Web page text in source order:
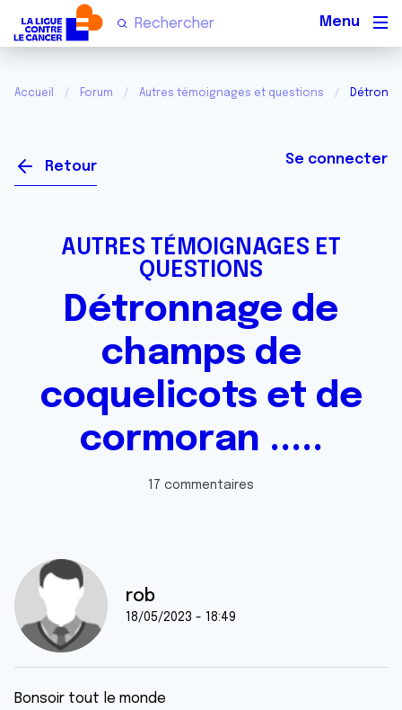
Accueil Forum Autres témoignages et questions
Retour Se connecter
AUTRES TÉMOIGNAGES ET
QUESTIONS
Détronnage de
champs de
coquelicots et de
cormoran .....
17 commentaires
rob
18/05/2023 - 18:49
Bonsoir tout le monde